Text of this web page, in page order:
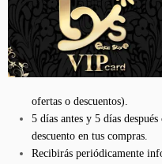
ofertas o descuentos).
5 días antes y 5 días
descuento en tus compras.
Recibirás periódicamente